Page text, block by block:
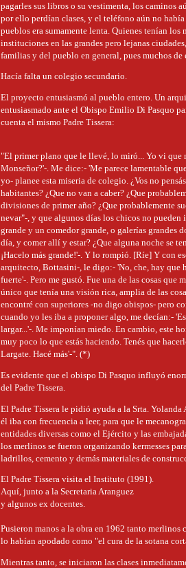
pagarles sus libros o su vestimenta, los caminos
por ello perdían clases, y el teléfono aún no
pueblos era sumamente lenta. Quienes tenían los
instituciones en las grandes pero lejanas
familias y del pueblo en general, pues muchos de
Hacía falta un colegio secundario.
El proyecto entusiasmó al pueblo entero. Un
entusiasmado ante el Obispo Emilio Di Pasquo
cuenta el mismo Padre Tissera:
"El primer plano que le llevé, lo miró... Yo vi que
Monseñor?'-. Me dice:- 'Me parece lamentable
yo- planee esta miseria de colegio. ¿Vos no
habitantes? ¿Que no van a caber? ¿Que
divisiones de primer año? ¿Que probablemente
nevar"-, y que algunos días los chicos no pueden
grande y un comedor grande, o galerías grandes
día, y comer allí y estar? ¿Que alguna noche se
¡Hacelo más grande!'-. Y lo rompió. [Ríe] Y con
arquitecto, Bottasini-, le digo:- 'No, che, hay que
fuerte'-. Pero me gustó. Fue una de las cosas que
único que tenía una visión rica, amplia de las
encontré con superiores -no digo obispos- pero
cuando yo les iba a proponer algo, me decían:-
largar...'-. Me imponían miedo. En cambio, este
muy poco lo que estás haciendo. Tenés que
Largate. Hacé más'-". (*)
Es evidente que el obispo Di Pasquo influyó
del Padre Tissera.
El Padre Tissera le pidió ayuda a la Srta.
él iba con frecuencia a leer, para que le
entidades diversas como el Ejército y las
los merlinos se fueron organizando kermesses
ladrillos, cemento y demás materiales de
El Padre Tissera visita el Instituto (1991).
Aquí, junto a la Secretaria Aranguez
y algunos ex docentes.
Pusieron manos a la obra en 1962 tanto merlinos
lo habían apodado como "el cura de la sotana
Mientras tanto, se iniciaron las clases